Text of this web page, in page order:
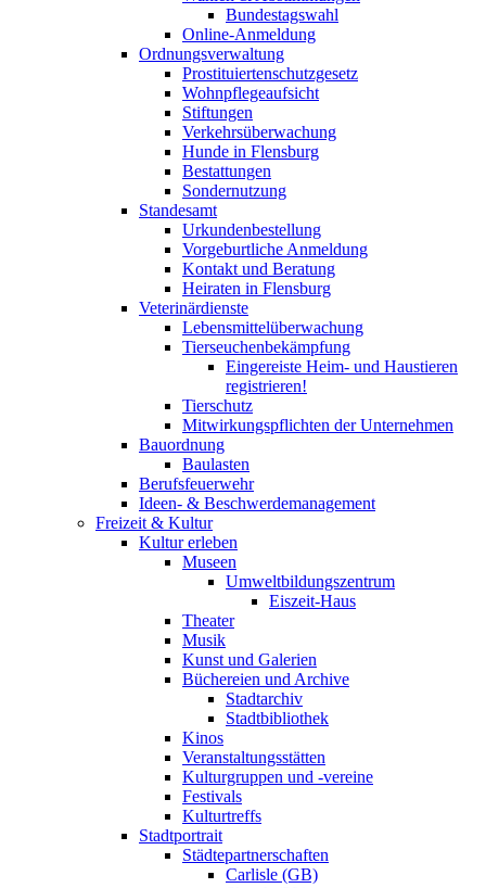
Bundestagswahl
Online-Anmeldung
Ordnungsverwaltung
Prostituiertenschutzgesetz
Wohnpflegeaufsicht
Stiftungen
Verkehrsüberwachung
Hunde in Flensburg
Bestattungen
Sondernutzung
Standesamt
Urkundenbestellung
Vorgeburtliche Anmeldung
Kontakt und Beratung
Heiraten in Flensburg
Veterinärdienste
Lebensmittelüberwachung
Tierseuchenbekämpfung
Eingereiste Heim- und Haustieren
registrieren!
Tierschutz
Mitwirkungspflichten der Unternehmen
Bauordnung
Baulasten
Berufsfeuerwehr
Ideen- & Beschwerdemanagement
Freizeit & Kultur
Kultur erleben
Museen
Umweltbildungszentrum
Eiszeit-Haus
Theater
Musik
Kunst und Galerien
Büchereien und Archive
Stadtarchiv
Stadtbibliothek
Kinos
Veranstaltungsstätten
Kulturgruppen und -vereine
Festivals
Kulturtreffs
Stadtportrait
Städtepartnerschaften
Carlisle (GB)